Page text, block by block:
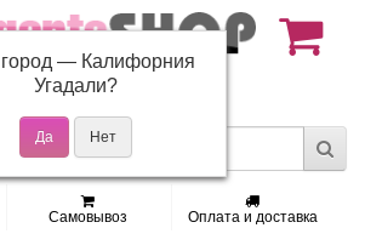
150-01-37
9:30 - 19:00
Самовывоз Оплата и доставка
— Калифорния
Угадали?